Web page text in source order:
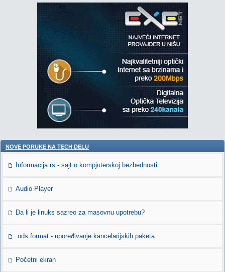
NOVE PORUKE NA TECH DELU
Informacija.rs - sajt o kompjuterskoj bezbednosti
Audio Player
Da li je linuks sazreo za masovnu upotrebu?
.ods format - upoređivanje kancelarijskih paketa
Početni ekran